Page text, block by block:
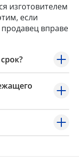
изготовителем
если
вправе